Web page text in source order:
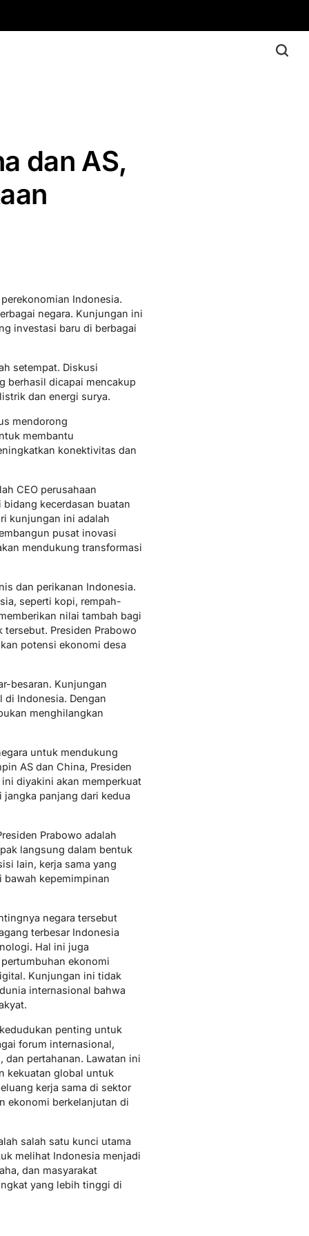
dan AS,
Indonesia.
negara. Kunjungan ini
investasi baru di berbagai
setempat. Diskusi
berhasil dicapai mencakup
dan energi surya.
mendorong
membantu
konektivitas dan
CEO perusahaan
kecerdasan buatan
kunjungan ini adalah
pusat inovasi
mendukung transformasi
dan perikanan Indonesia.
seperti kopi, rempah-
nilai tambah bagi
Presiden Prabowo
potensi ekonomi desa
besaran. Kunjungan
di Indonesia. Dengan
menghilangkan
untuk mendukung
AS dan China, Presiden
diyakini akan memperkuat
panjang dari kedua
Prabowo adalah
langsung dalam bentuk
lain, kerja sama yang
kepemimpinan
negara tersebut
terbesar Indonesia
Hal ini juga
ekonomi
Kunjungan ini tidak
internasional bahwa
penting untuk
forum internasional,
dan pertahanan. Lawatan ini
kekuatan global untuk
kerja sama di sektor
ekonomi berkelanjutan di
salah satu kunci utama
melihat Indonesia menjadi
dan masyarakat
yang lebih tinggi di